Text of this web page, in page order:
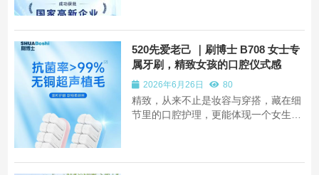
谱牙刷🦷
520先爱老己 ｜刷博士 B708 女士专
属牙刷，精致女孩的口腔仪式感
2026年6月26日 80
精致，从来不止是妆容与穿搭，藏在细
节里的口腔护理，更能体现一个女生的